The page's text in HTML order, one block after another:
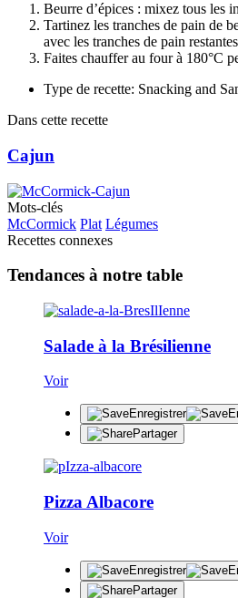
Beurre d’épices : mixez tous les
Tartinez les tranches de pain de
avec les tranches de pain
Faites chauffer au four à 180°C
Type de recette: Snacking and
Dans cette recette
Cajun
Mots-clés
McCormick Plat Légumes
Recettes connexes
Tendances à notre table
Salade à la Brésilienne
Voir
Enregistrer
Partager
Pizza Albacore
Voir
Enregistrer
Partager